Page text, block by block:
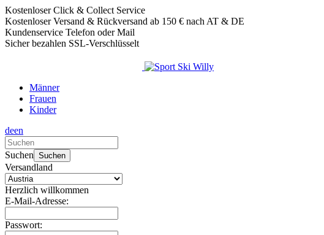
Kostenloser Click & Collect Service
Kostenloser Versand & Rückversand ab 150 € nach AT & DE
Kundenservice Telefon oder Mail
Sicher bezahlen SSL-Verschlüsselt
Männer
Frauen
Kinder
deen
die
nach
oben
unten,
um
das
Suchen Suchen
Versandland
Herzlich willkommen
E-Mail-Adresse:
Passwort: